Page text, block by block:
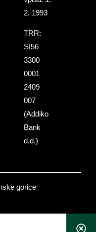
2. 1993
TRR:
SI56
3300
0001
2409
007
(Addiko
Bank
d.d.)
gorice